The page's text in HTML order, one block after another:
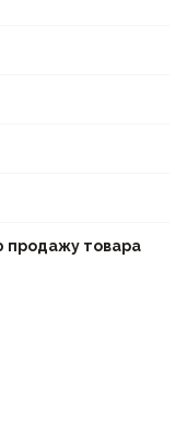
продажу товара